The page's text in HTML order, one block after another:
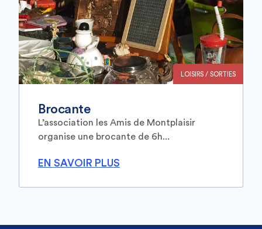
LOISIRS / SORTIES
Brocante
L’association les Amis de Montplaisir
organise une brocante de 6h...
EN SAVOIR PLUS